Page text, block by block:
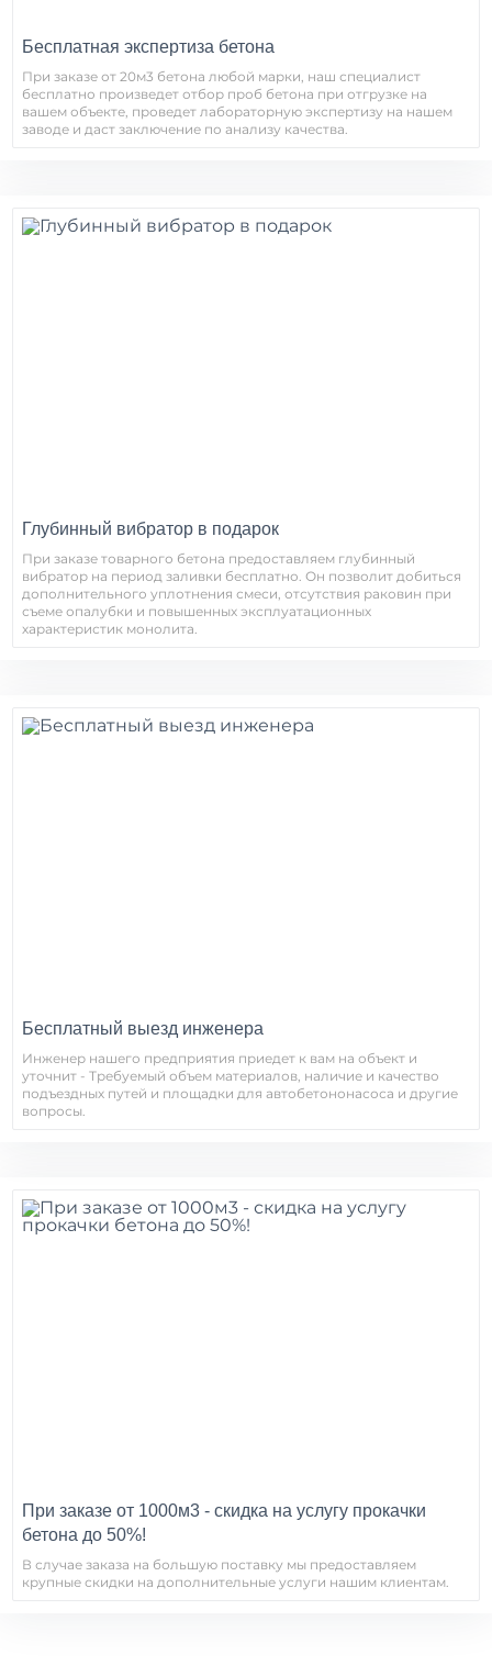
Бесплатная экспертиза бетона
При заказе от 20м3 бетона любой марки, наш специалист
бесплатно произведет отбор проб бетона при отгрузке на
вашем объекте, проведет лабораторную экспертизу на нашем
заводе и даст заключение по анализу качества.
Глубинный вибратор в подарок
При заказе товарного бетона предоставляем глубинный
вибратор на период заливки бесплатно. Он позволит добиться
дополнительного уплотнения смеси, отсутствия раковин при
съеме опалубки и повышенных эксплуатационных
характеристик монолита.
Бесплатный выезд инженера
Инженер нашего предприятия приедет к вам на объект и
уточнит - Требуемый объем материалов, наличие и качество
подъездных путей и площадки для автобетононасоса и другие
вопросы.
При заказе от 1000м3 - скидка на услугу прокачки
бетона до 50%!
В случае заказа на большую поставку мы предоставляем
крупные скидки на дополнительные услуги нашим клиентам.